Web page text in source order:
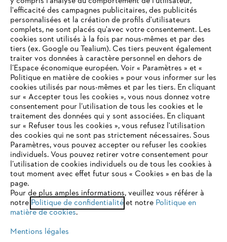
L'Entreprise
STIHL FAQ
Contact
Politique de protection des données
Mentions légales Utilisation des cookies
VOTRE NAVIGATEUR INTERNET
N'EST PLUS PRIS EN CHARGE
Vous utilisez un navigateur Internet que nous ne prenons plus
en charge, et certaines fonctionnalités de notre site ne
peuvent fonctionner correctement. Pour une utilisation
optimale de notre site, nous vous recommandons de passer à
l'un des navigateurs suivants :
l'efficacité des campagnes publicitaires, des publicités
personnalisées et la création de profils d'utilisateurs
complets, ne sont placés qu'avec votre consentement. Les
cookies sont utilisés à la fois par nous-mêmes et par des
tiers (ex. Google ou Tealium). Ces tiers peuvent également
traiter vos données à caractère personnel en dehors de
l’Espace économique européen. Voir « Paramètres » et «
Politique en matière de cookies » pour vous informer sur les
cookies utilisés par nous-mêmes et par les tiers. En cliquant
sur « Accepter tous les cookies », vous nous donnez votre
consentement pour l’utilisation de tous les cookies et le
traitement des données qui y sont associées. En cliquant
sur « Refuser tous les cookies », vous refusez l'utilisation
des cookies qui ne sont pas strictement nécessaires. Sous
Paramètres, vous pouvez accepter ou refuser les cookies
individuels. Vous pouvez retirer votre consentement pour
l’utilisation de cookies individuels ou de tous les cookies à
tout moment avec effet futur sous « Cookies » en bas de la
page.
Pour de plus amples informations, veuillez vous référer à
notre Politique de confidentialitéet notre Politique en
matière de cookies.
Mentions légales